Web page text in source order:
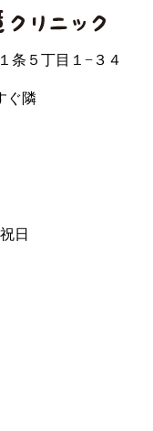
条５丁目１−３４
ぐ隣
日